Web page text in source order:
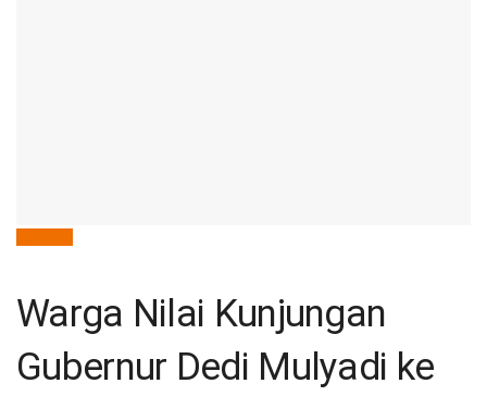
Warga Nilai Kunjungan
Gubernur Dedi Mulyadi ke